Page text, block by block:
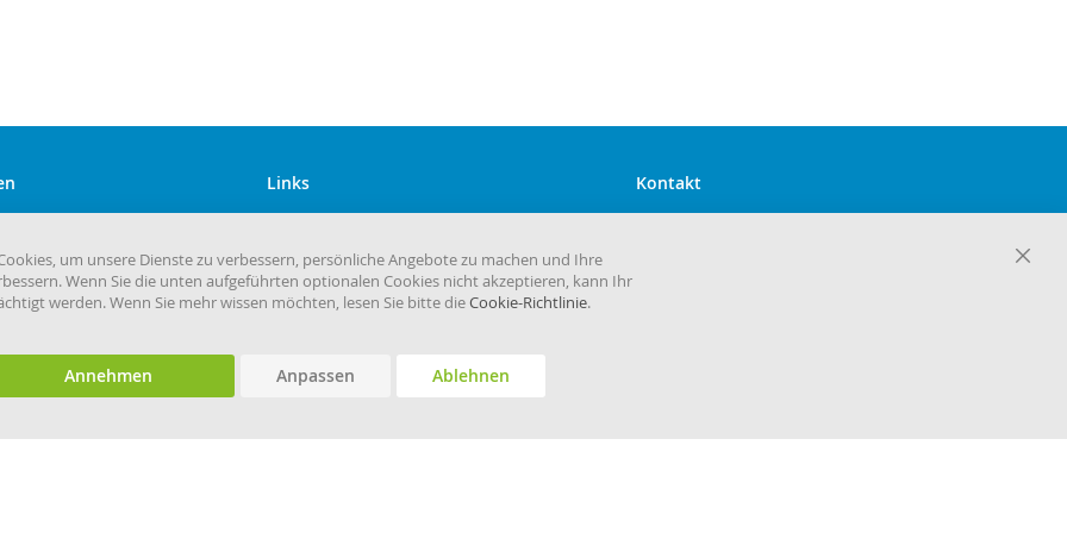
Links
Versandkosten
eHygiene.de
Kontakt
um unsere Dienste zu verbessern, persönliche Angebote zu machen und Ihre
Wenn Sie die unten aufgeführten optionalen Cookies nicht akzeptieren, kann Ihr
werden. Wenn Sie mehr wissen möchten, lesen Sie bitte dieCookie-Richtlinie.
Annehmen Anpassen Ablehnen